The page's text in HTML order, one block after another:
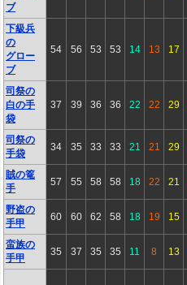
ブ
下級兵
の
グロー
ブ
54 56 53 53 14 13 17
司祭の
白の手
袋
37 39 36 36 22 22 29
司祭の
手袋
34 35 33 33 21 21 29
賊の篭
手
57 55 58 58 18 22 21
野盗の
手甲
60 60 62 58 18 19 15
蛮族の
手甲
35 37 35 35 11 8 13